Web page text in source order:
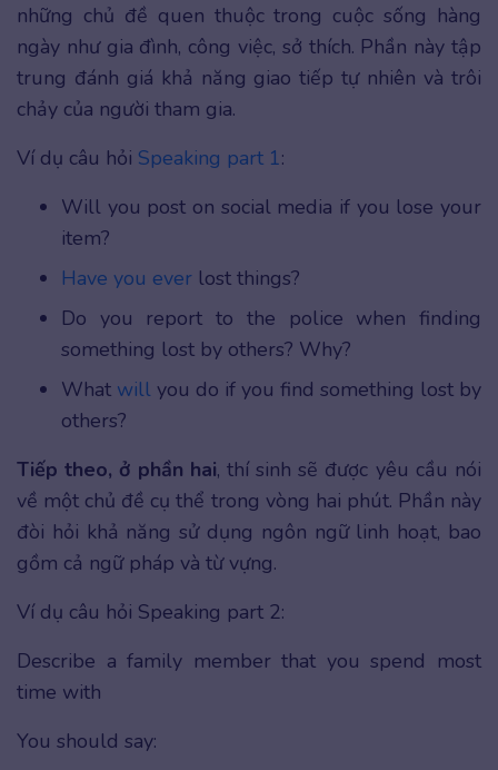
những chủ đề quen thuộc trong cuộc sống hàng
ngày như gia đình, công việc, sở thích. Phần này tập
trung đánh giá khả năng giao tiếp tự nhiên và trôi
chảy của người tham gia.
Ví dụ câu hỏi Speaking part 1:
Will you post on social media if you lose your
item?
Have you ever lost things?
Do you report to the police when finding
something lost by others? Why?
What will you do if you find something lost by
others?
Tiếp theo, ở phần hai, thí sinh sẽ được yêu cầu nói
về một chủ đề cụ thể trong vòng hai phút. Phần này
đòi hỏi khả năng sử dụng ngôn ngữ linh hoạt, bao
gồm cả ngữ pháp và từ vựng.
Ví dụ câu hỏi Speaking part 2:
Describe a family member that you spend most
time with
You should say: